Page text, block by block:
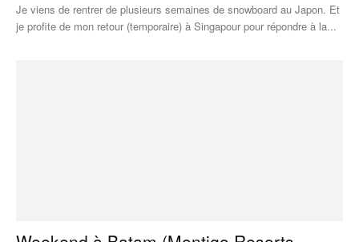
Je viens de rentrer de plusieurs semaines de snowboard au Japon. Et
je profite de mon retour (temporaire) à Singapour pour répondre à la...